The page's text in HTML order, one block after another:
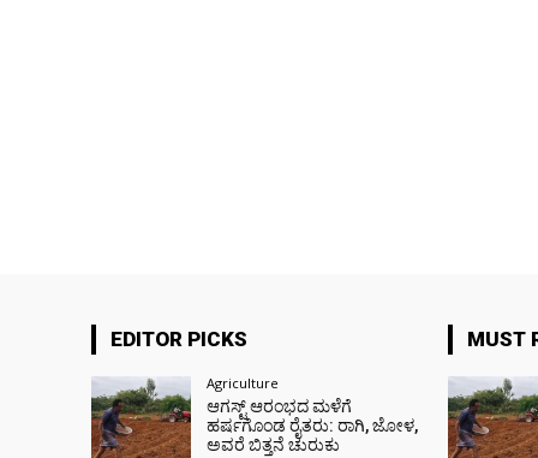
EDITOR PICKS
Agriculture
ಆಗಸ್ಟ್ ಆರಂಭದ ಮಳೆಗೆ
ಹರ್ಷಗೊಂಡ ರೈತರು: ರಾಗಿ, ಜೋಳ,
ಅವರೆ ಬಿತ್ತನೆ ಚುರುಕು
MUST